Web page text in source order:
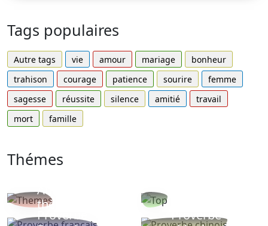
Tags populaires
Autre tags vie amour mariage
bonheur
trahison
courage patience sourire
femme
sagesse
réussite silence amitié
travail
mort
famille
Thémes
Autres
thèmes
Proverbe
Proverbe